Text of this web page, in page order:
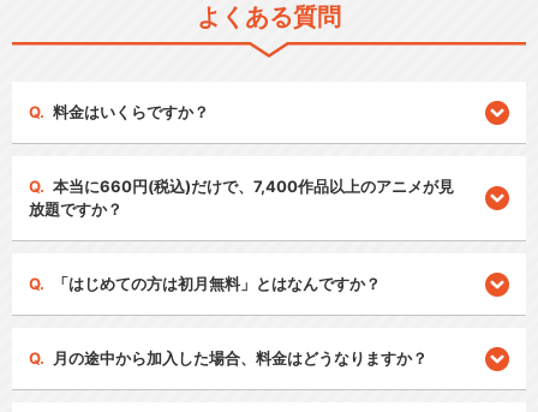
よくある質問
料金はいくらですか？
本当に660円(税込)だけで、7,400作品以上のアニメが見
放題ですか？
「はじめての方は初月無料」とはなんですか？
月の途中から加入した場合、料金はどうなりますか？